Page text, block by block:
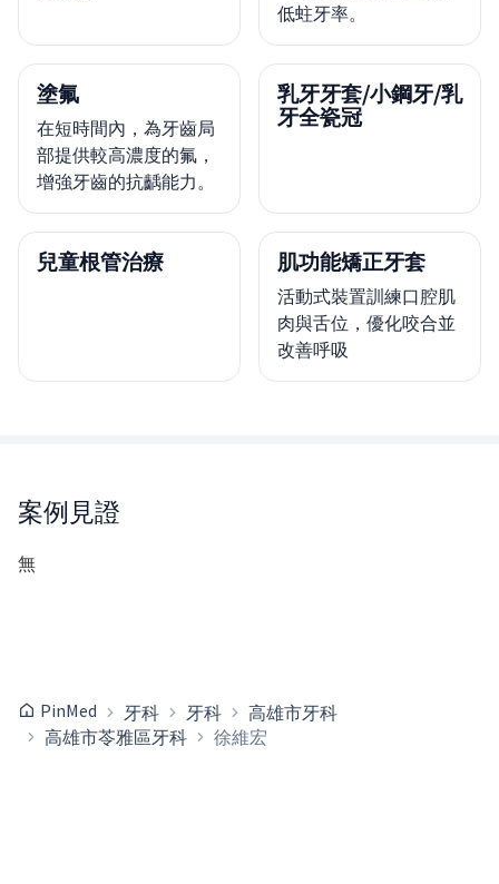
低蛀牙率。
塗氟
在短時間內，為牙齒局
部提供較高濃度的氟，
增強牙齒的抗齲能力。
乳牙牙套/小鋼牙/乳
牙全瓷冠
兒童根管治療 肌功能矯正牙套
活動式裝置訓練口腔肌
肉與舌位，優化咬合並
改善呼吸
案例見證
無
PinMed 牙科 牙科
高雄市牙科
高雄市苓雅區牙科
徐維宏